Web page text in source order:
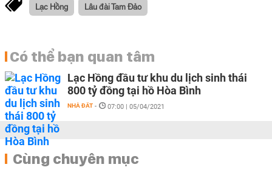
Lạc Hồng Lâu đài Tam Đảo
Có thể bạn quan tâm
Lạc Hồng đầu tư khu du lịch sinh thái
800 tỷ đồng tại hồ Hòa Bình
NHÀ ĐẤT - 07:00 | 05/04/2021
Cùng chuyên mục